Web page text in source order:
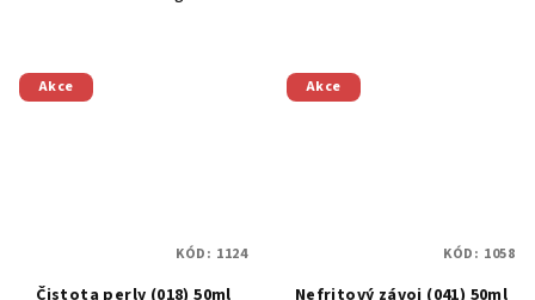
Akce
Čistota perly (018) 50ml
KÓD: 1124
Akce
Nefritový závoj (041) 50ml
KÓD: 1058